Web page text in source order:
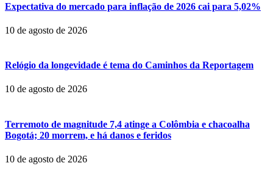
Expectativa do mercado para inflação de 2026 cai para 5,02%
10 de agosto de 2026
Relógio da longevidade é tema do Caminhos da Reportagem
10 de agosto de 2026
Terremoto de magnitude 7,4 atinge a Colômbia e chacoalha
Bogotá; 20 morrem, e há danos e feridos
10 de agosto de 2026